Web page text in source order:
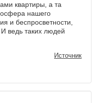
квартиры, а та
нашего
и беспросветности,
ведь таких людей
Источник